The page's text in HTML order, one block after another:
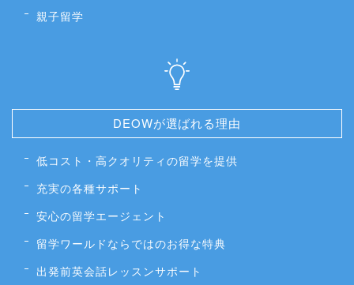
親子留学
DEOWが選ばれる理由
低コスト・高クオリティの留学を提供
充実の各種サポート
安心の留学エージェント
留学ワールドならではのお得な特典
出発前英会話レッスンサポート